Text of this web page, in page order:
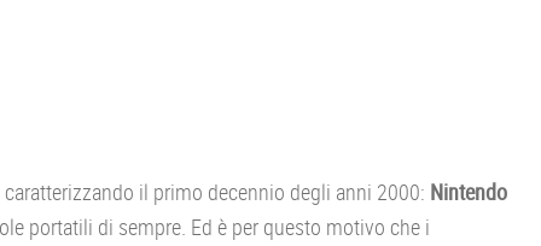
il primo decennio degli anni 2000: Nintendo
portatili di sempre. Ed è per questo motivo che i